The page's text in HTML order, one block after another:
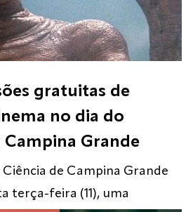
gratuitas de
no dia do
Campina Grande
de Campina Grande
terça-feira (11), uma